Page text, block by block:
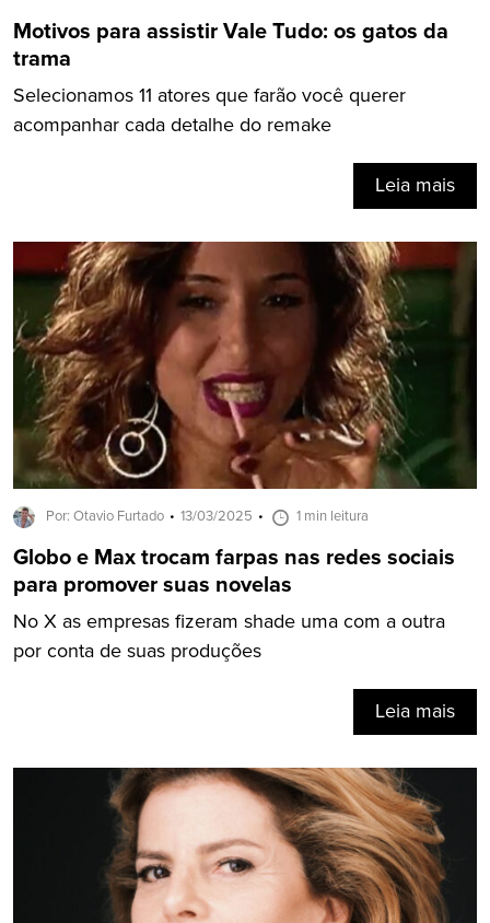
Motivos para assistir Vale Tudo: os gatos da
trama
Selecionamos 11 atores que farão você querer
acompanhar cada detalhe do remake
Leia mais
Por: Otavio Furtado 13/03/2025 1 min leitura
Globo e Max trocam farpas nas redes sociais
para promover suas novelas
No X as empresas fizeram shade uma com a outra
por conta de suas produções
Leia mais